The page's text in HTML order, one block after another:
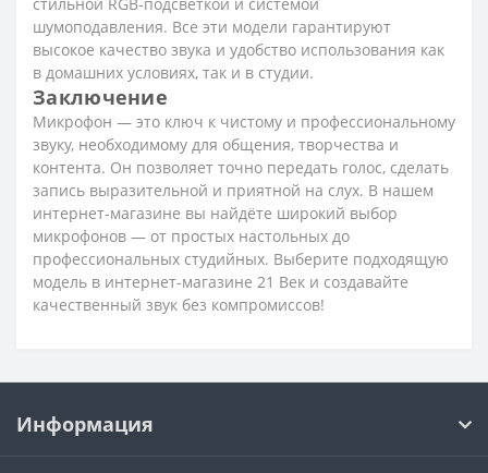
шумоподавления. Все эти модели гарантируют
высокое качество звука и удобство использования как
в домашних условиях, так и в студии.
Заключение
Микрофон — это ключ к чистому и профессиональному
звуку, необходимому для общения, творчества и
контента. Он позволяет точно передать голос, сделать
запись выразительной и приятной на слух. В нашем
интернет-магазине вы найдёте широкий выбор
микрофонов — от простых настольных до
профессиональных студийных. Выберите подходящую
модель в интернет-магазине 21 Век и создавайте
качественный звук без компромиссов!
Информация